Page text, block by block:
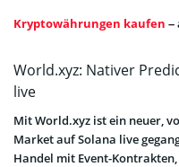
Kryptowährungen kaufen –
World.xyz: Nativer
live
Mit World.xyz ist ein neuer,
Market auf Solana live
Handel mit Event-